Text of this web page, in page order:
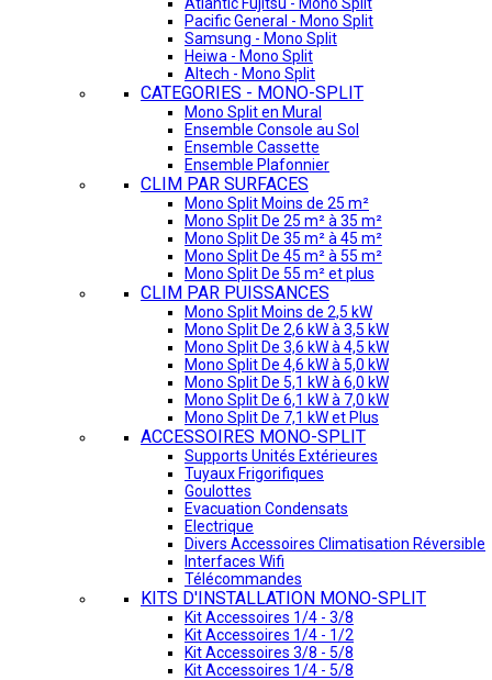
Pacific General - Mono Split
Samsung - Mono Split
Heiwa - Mono Split
Altech - Mono Split
CATEGORIES - MONO-SPLIT
Mono Split en Mural
Ensemble Console au Sol
Ensemble Cassette
Ensemble Plafonnier
CLIM PAR SURFACES
Mono Split Moins de 25 m²
Mono Split De 25 m² à 35 m²
Mono Split De 35 m² à 45 m²
Mono Split De 45 m² à 55 m²
Mono Split De 55 m² et plus
CLIM PAR PUISSANCES
Mono Split Moins de 2,5 kW
Mono Split De 2,6 kW à 3,5 kW
Mono Split De 3,6 kW à 4,5 kW
Mono Split De 4,6 kW à 5,0 kW
Mono Split De 5,1 kW à 6,0 kW
Mono Split De 6,1 kW à 7,0 kW
Mono Split De 7,1 kW et Plus
ACCESSOIRES MONO-SPLIT
Supports Unités Extérieures
Tuyaux Frigorifiques
Goulottes
Evacuation Condensats
Electrique
Divers Accessoires Climatisation Réversible
Interfaces Wifi
Télécommandes
KITS D'INSTALLATION MONO-SPLIT
Kit Accessoires 1/4 - 3/8
Kit Accessoires 1/4 - 1/2
Kit Accessoires 3/8 - 5/8
Kit Accessoires 1/4 - 5/8